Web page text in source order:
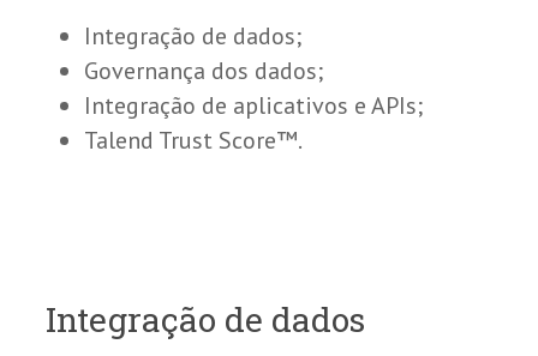
Integração de dados;
Governança dos dados;
Integração de aplicativos e APIs;
Talend Trust Score™.
Integração de dados